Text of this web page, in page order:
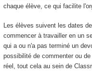
chaque élève, ce qui facilite
Les élèves suivent les dates
commencer à travailler en un
qui a ou n'a pas terminé un
possibilité de commenter ou
réel, tout cela au sein de